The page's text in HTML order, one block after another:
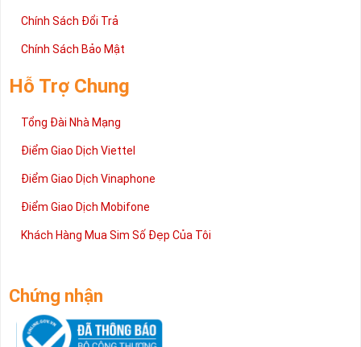
Chính Sách Đổi Trả
Chính Sách Bảo Mật
Hỗ Trợ Chung
Tổng Đài Nhà Mạng
Điểm Giao Dịch Viettel
Điểm Giao Dịch Vinaphone
Điểm Giao Dịch Mobifone
Khách Hàng Mua Sim Số Đẹp Của Tôi
Chứng nhận